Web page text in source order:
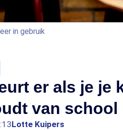
in gebruik
er als je je
van school
Lotte Kuipers